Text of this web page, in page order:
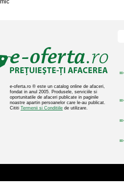
mic
e-oferta.ro ® este un catalog online de afaceri,
fondat in anul 2005. Produsele, serviciile si
oportunitatile de afaceri publicate in paginile
noastre apartin persoanelor care le-au publicat.
Cititi Termenii si Conditiile de utilizare.